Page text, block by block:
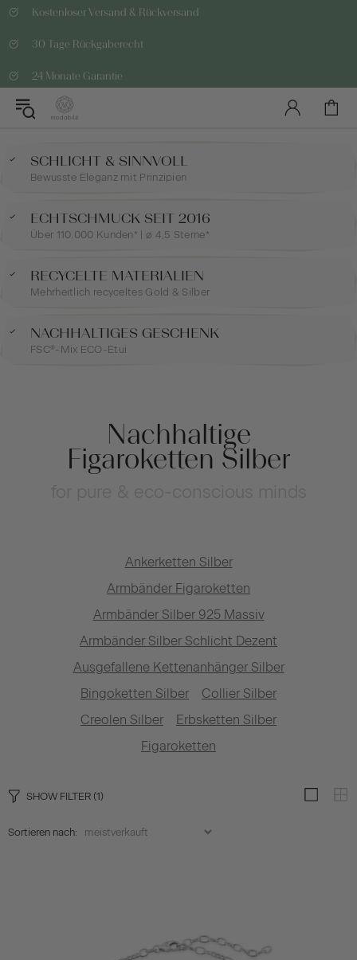
Kostenloser Versand & Rückversand
30 Tage Rückgaberecht
24 Monate Garantie
SCHLICHT & SINNVOLL
Bewusste Eleganz mit Prinzipien
ECHTSCHMUCK SEIT 2016
Über 110.000 Kunden* | ø 4,5 Sterne*
RECYCELTE MATERIALIEN
Mehrheitlich recyceltes Gold & Silber
NACHHALTIGES GESCHENK
FSC®-Mix ECO-Etui
Nachhaltige
Figaroketten Silber
Ankerketten Silber
Armbänder Figaroketten
Armbänder Silber 925 Massiv
Armbänder Silber Schlicht Dezent
Ausgefallene Kettenanhänger Silber
Bingoketten Silber
Collier Silber
Creolen Silber
Erbsketten Silber
Figaroketten
SHOW FILTER (1)
Sortieren nach: